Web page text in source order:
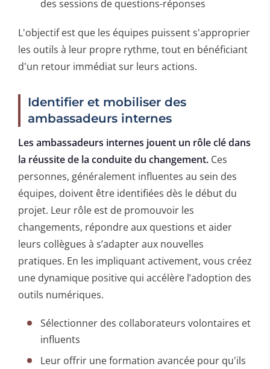
des sessions de questions-réponses
L'objectif est que les équipes puissent s'approprier
les outils à leur propre rythme, tout en bénéficiant
d'un retour immédiat sur leurs actions.
Identifier et mobiliser des
ambassadeurs internes
Les ambassadeurs internes jouent un rôle clé dans
la réussite de la conduite du changement. Ces
personnes, généralement influentes au sein des
équipes, doivent être identifiées dès le début du
projet. Leur rôle est de promouvoir les
changements, répondre aux questions et aider
leurs collègues à s’adapter aux nouvelles
pratiques. En les impliquant activement, vous créez
une dynamique positive qui accélère l’adoption des
outils numériques.
Sélectionner des collaborateurs volontaires et
influents
Leur offrir une formation avancée pour qu'ils